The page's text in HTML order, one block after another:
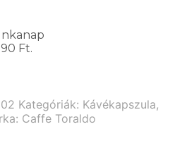
Ft.
Kategóriák: Kávékapszula,
Caffe Toraldo